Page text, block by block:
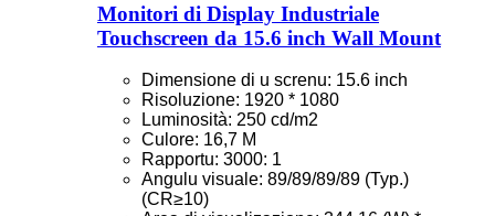
Monitori di Display Industriale
Touchscreen da 15.6 inch Wall Mount
Dimensione di u screnu: 15.6 inch
Risoluzione: 1920 * 1080
Luminosità: 250 cd/m2
Culore: 16,7 M
Rapportu: 3000: 1
Angulu visuale: 89/89/89/89 (Typ.)
(CR≥10)